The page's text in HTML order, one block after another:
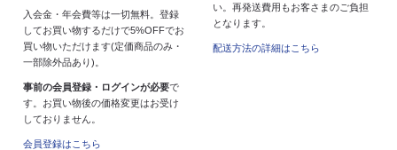
入会金・年会費等は一切無料。登録
してお買い物するだけで5%OFFでお
買い物いただけます(定価商品のみ・
一部除外品あり)。
事前の会員登録・ログインが必要で
す。お買い物後の価格変更はお受け
しておりません。
会員登録はこちら
い。再発送費用もお客さまのご負担
となります。
配送方法の詳細はこちら